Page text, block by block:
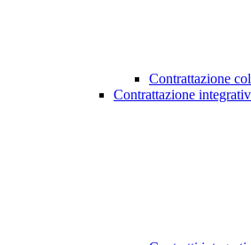
Contrattazione
Contrattazione